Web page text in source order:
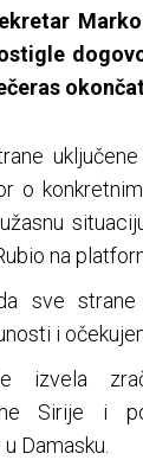
o
na
sve strane
i
izvela
Sirije i
Damasku.